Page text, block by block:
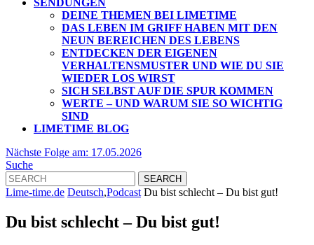
SENDUNGEN
DEINE THEMEN BEI LIMETIME
DAS LEBEN IM GRIFF HABEN MIT DEN
NEUN BEREICHEN DES LEBENS
ENTDECKEN DER EIGENEN
VERHALTENSMUSTER UND WIE DU SIE
WIEDER LOS WIRST
SICH SELBST AUF DIE SPUR KOMMEN
WERTE – UND WARUM SIE SO WICHTIG
SIND
LIMETIME BLOG
CLOSE
BUTTON
Nächste Folge am: 17.05.2026Nächste
am:
17.05.2026
Suche
Search
for:
Lime-time.de Deutsch,Podcast Du bist schlecht – Du bist gut!
Du bist schlecht – Du bist gut!